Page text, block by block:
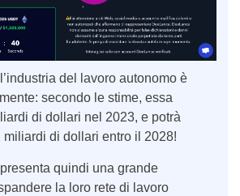
del lavoro autonomo è
secondo le stime, essa
di dollari nel 2023, e potrà
miliardi di dollari entro il 2028!
quindi una grande
la loro rete di lavoro